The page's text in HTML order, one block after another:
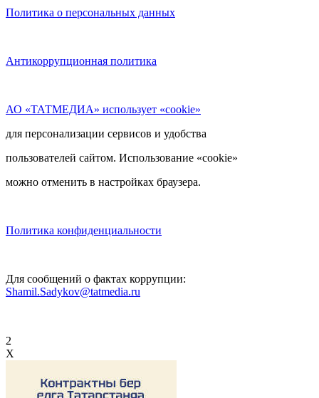
Политика о персональных данных
Антикоррупционная политика
АО «ТАТМЕДИА» использует «cookie»
для персонализации сервисов и удобства
пользователей сайтом. Использование «cookie»
можно отменить в настройках браузера.
Политика конфиденциальности
Для сообщений о фактах коррупции:
Shamil.Sadykov@tatmedia.ru
2
X